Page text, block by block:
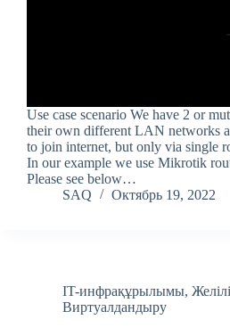
Use case scenario We have 2 or
their own different LAN networks
to join internet, but only via single
In our example we use Mikrotik
Please see below…
SAQ
Октябрь 19, 2022
IT-инфрақұрылымы,
Виртуалдандыру